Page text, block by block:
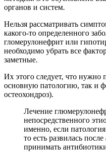
органов и систем.
Нельзя рассматривать
какого-то определенного
гломерулонефрит или
необходимо убрать все
заметные.
Их этого следует, что нужно
основную патологию, так и
остеохондроз).
Лечение
непосредственного
именно, если
то есть развилась
принимать